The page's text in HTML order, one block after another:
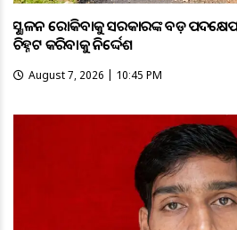
ଭୂସ୍ଖଳନ ରୋକିବାକୁ ସରକାରଙ୍କ ବଡ଼ ପଦକ୍ଷେପ
ଚିହ୍ନଟ କରିବାକୁ ନିର୍ଦ୍ଦେଶ
August 7, 2026 | 10:45 PM